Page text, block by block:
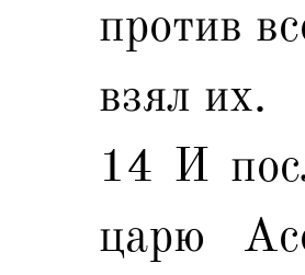
против
взял их.
14 И
царю